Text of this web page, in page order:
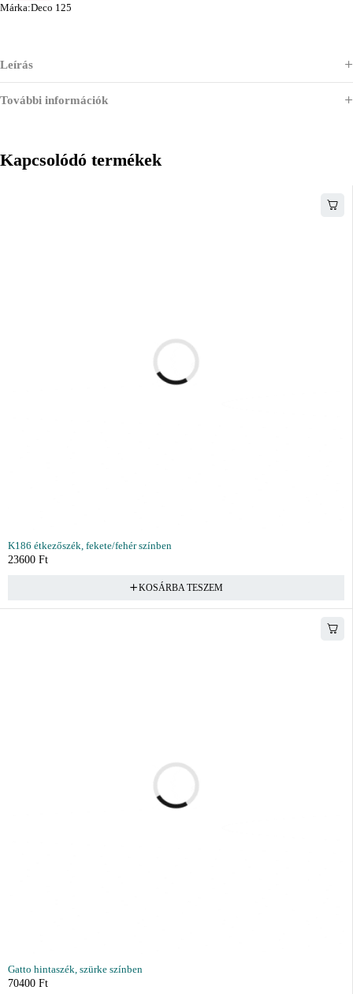
Márka:Deco 125
Leírás
További információk
Kapcsolódó termékek
K186 étkezőszék, fekete/fehér színben
23600 Ft
KOSÁRBA TESZEM
Gatto hintaszék, szürke színben
70400 Ft